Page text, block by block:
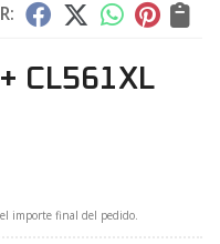
CL561XL
importe final del pedido.